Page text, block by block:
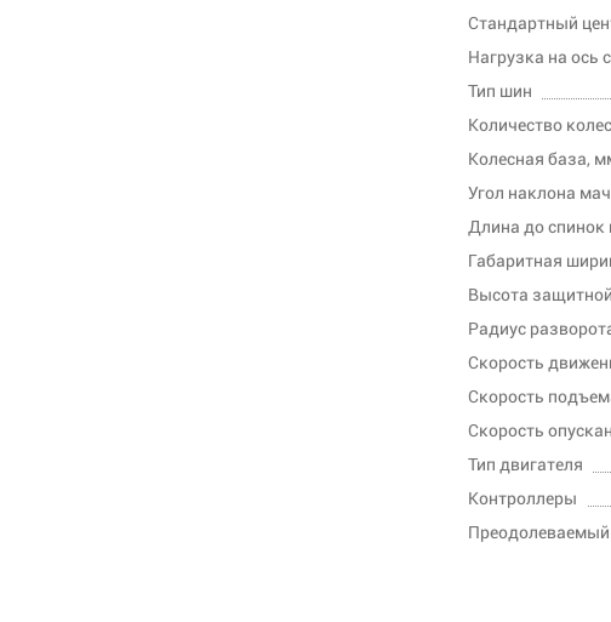
Стандартный
Нагрузка на ось
Тип шин
Количество колес
Колесная база,
Угол наклона
Длина до спинок
Габаритная
Высота
Радиус
Скорость
Тип двигателя
Контроллеры
Преодолеваемый